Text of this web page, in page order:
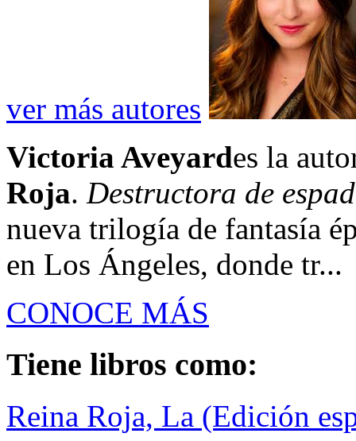
ver más autores
Victoria Aveyardes la
Roja. Destructora de
nueva trilogía de fantasía
en Los Ángeles, donde tr...
CONOCE MÁS
Tiene libros como:
Reina Roja, La (Edición